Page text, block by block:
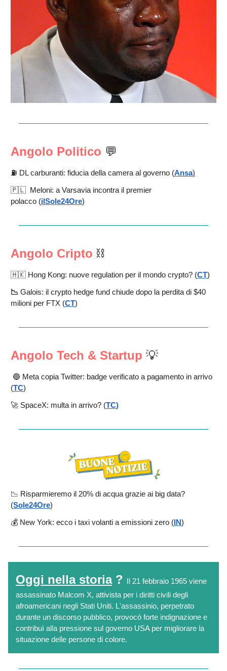
Angolo Politico 💬
⛽️ DL carburanti: fiducia della camera al governo (Ansa)
🇵🇱 Meloni: a Varsavia incontra il premier
polacco (ilSole24Ore)
Angolo Cripto ⛓️
🇭🇰 Hong Kong: nuove regulation per il mondo crypto? (CT)
📉 Galois: il crypto hedge fund chiude dopo la perdita di $40
milioni per FTX (CT)
Angolo Tech & Startup 💡
🔵 Meta copia Twitter: badge verificato a pagamento in arrivo
(TC)
🚀 SpaceX: multa in arrivo? (TC)
📉 Risparmieremo il 20% di acqua grazie ai big data?
(Sole24Ore)
💰 New York: ecco i taxi volanti a emissioni zero (IN)
Oggi nella storia? Il 21 febbraio 1965 viene
assassinato Malcom X, attivista per i diritti civili degli
afroamericani negli Stati Uniti. L'assassinio, perpetrato
durante un discorso pubblico, provocò forte indignazione e
contribuì alla pressione sul governo USA per migliorare la
situazione delle persone di colore.